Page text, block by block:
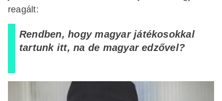
reagált:
Rendben, hogy magyar játékosokkal
tartunk itt, na de magyar edzővel?